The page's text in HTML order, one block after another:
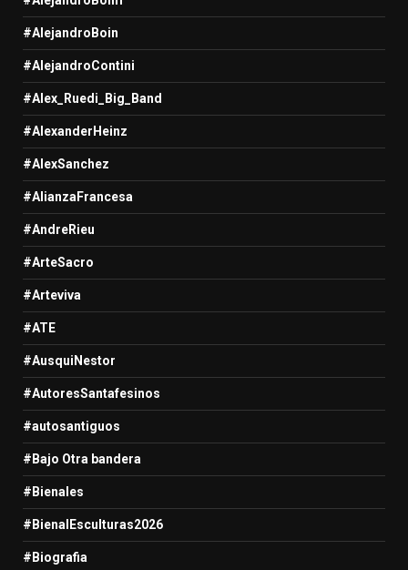
#AlejandroBoin
#AlejandroContini
#Alex_Ruedi_Big_Band
#AlexanderHeinz
#AlexSanchez
#AlianzaFrancesa
#AndreRieu
#ArteSacro
#Arteviva
#ATE
#AusquiNestor
#AutoresSantafesinos
#autosantiguos
#Bajo Otra bandera
#Bienales
#BienalEsculturas2026
#Biografia